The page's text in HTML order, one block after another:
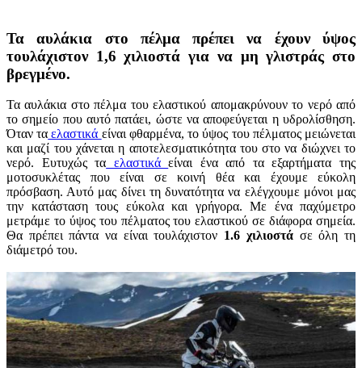
Τα αυλάκια στο πέλμα πρέπει να έχουν ύψος
τουλάχιστον 1,6 χιλιοστά για να μη γλιστράς στο
βρεγμένο.
Τα αυλάκια στο πέλμα του ελαστικού απομακρύνουν το νερό από
το σημείο που αυτό πατάει, ώστε να αποφεύγεται η υδρολίσθηση.
Όταν τα ελαστικά είναι φθαρμένα, το ύψος του πέλματος μειώνεται
και μαζί του χάνεται η αποτελεσματικότητα του στο να διώχνει το
νερό. Ευτυχώς τα ελαστικάείναι ένα από τα εξαρτήματα της
μοτοσυκλέτας που είναι σε κοινή θέα και έχουμε εύκολη
πρόσβαση. Αυτό μας δίνει τη δυνατότητα να ελέγχουμε μόνοι μας
την κατάσταση τους εύκολα και γρήγορα. Με ένα παχύμετρο
μετράμε το ύψος του πέλματος του ελαστικού σε διάφορα σημεία.
Θα πρέπει πάντα να είναι τουλάχιστον 1.6 χιλιοστάσε όλη τη
διάμετρό του.